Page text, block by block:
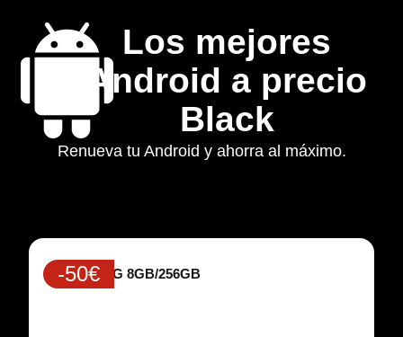
Los mejores
Android a precio
Black
Renueva tu Android y ahorra al máximo.
Redmi 15 5G 8GB/256GB
-50€